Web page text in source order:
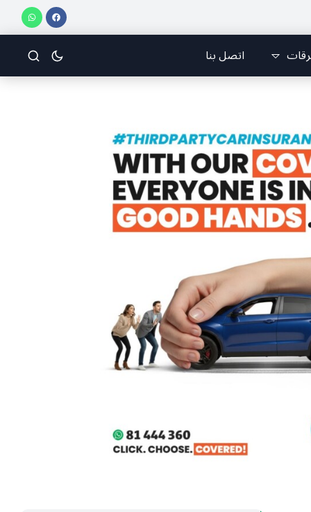
عيد التجلّي.. ” بعيد الرب اطلع عالكرم ونقي حب”
اتصل بنا